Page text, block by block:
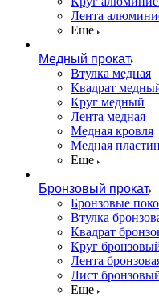
Лента
Еще
Медный прокат
Втулка медная
Квадрат
Круг медный
Лента медная
Медная кровля
Медная
Еще
Бронзовый прокат
Бронзовые
Втулка
Квадрат
Круг
Лента
Лист
Еще